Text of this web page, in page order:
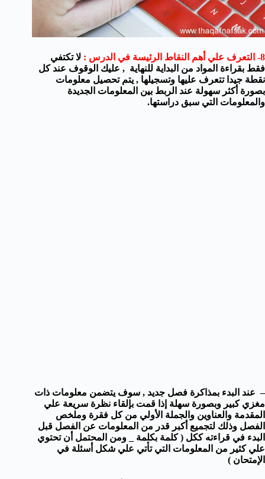
8- التعرف علي أهم النقاط الرئيسة في الدرس :
لا تكتفي
فقط بقراءة المواد من البداية للنهاية , عليك الوقوف عند كل
نقطة جيدا تتعرف عليها وتسجيلها , يتم تحصيل معلومات
بصورة أكثر سهولة عند الربط بين المعلومات الجديدة
والمعلومات التي سبق دراستها.
– عند البدء بمذاكرة فصل جديد , سوف يتضمن معلومات ذات
مغزي كبير وبصورة سهلة إذا قمت بإلقاء نظرة سريعة علي
المقدمة والعناوين والجملة الأولي من كل فقرة وملخص
الفصل وذلك لتجميع أكبر قدر من المعلومات عن الفصل قبل
البدء في قراءته ككل ( كلمة بكلمة _ ومن المحتمل أن تحتوي
علي كثير من المعلومات التي تأتي علي شكل أسئلة في
الإمتحان )